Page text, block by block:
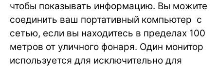
чтобы показывать информацию. Вы можите
соединить ваш портативный компьютер с
сетью, если вы находитесь в пределах 100
метров от уличного фонаря. Один монитор
используется для исключительно для